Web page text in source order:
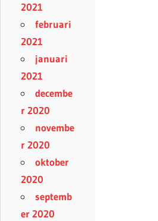
2021
februari
2021
januari
2021
decembe
r 2020
novembe
r 2020
oktober
2020
septemb
er 2020